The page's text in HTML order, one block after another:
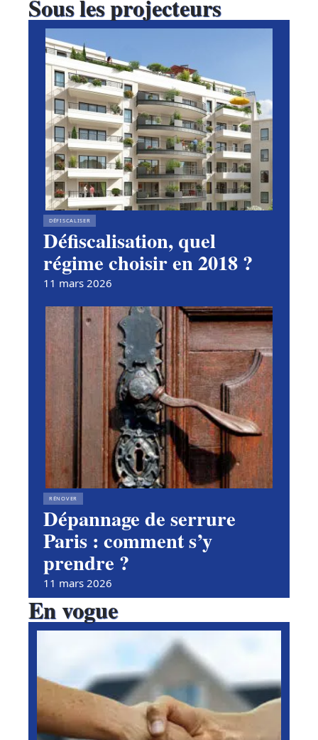
Sous les projecteurs
DÉFISCALISER
Défiscalisation, quel
régime choisir en 2018 ?
11 mars 2026
RÉNOVER
Dépannage de serrure
Paris : comment s’y
prendre ?
11 mars 2026
En vogue